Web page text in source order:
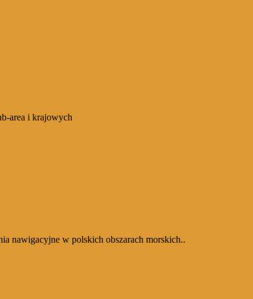
area i krajowych
nawigacyjne w polskich obszarach morskich..